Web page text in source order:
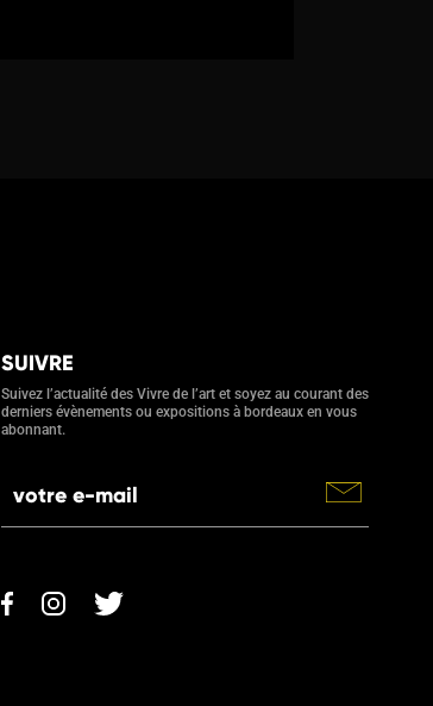
SUIVRE
Suivez l’actualité des Vivre de l’art et soyez au courant des
derniers évènements ou expositions à bordeaux en vous
abonnant.